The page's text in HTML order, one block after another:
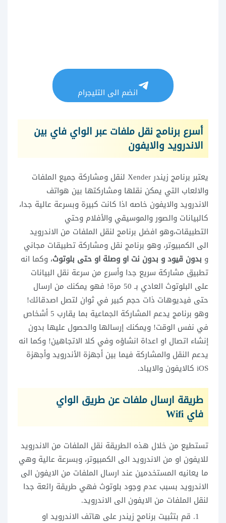
انضم الى التليجرام
أسرع برنامج نقل ملفات عبر الواي فاي بين
الاندرويد والايفون
يعتبر برنامج زيندر Xender لنقل ومشاركة جميع الملفات
والالعاب التي يمكن نقلها ومشاركتها بين هواتف
الاندرويد والايفون خاصه اذا كانت كبيرة وبسرعة عالية جدا،
كالبيانات والصور والموسيقي والأفلام وحتي
التطبيقات،وهو افضل برنامج لنقل الملفات من الاندرويد
الى الكمبيوتر، وهو برنامج نقل ومشاركة تطبيقات مجاني
و بدون قيود و بدون نت او وصلة او حتى بلوتوث، وكما انه
تطبيق مشاركة سريع جدا وأسرع من سرعة نقل البيانات
على البلوتوث العادي بـ 50 مرة! فهو يمكنك من ارسال
حتى فيديوهات ذات حجم كبير في ثوان لتصل اصدقائك!
وهو برنامج يدعم المشاركة الجماعية بما يقارب 5 أشخاص
في نفس الوقت! ويمكنك إرسالها والحصول عليها بدون
إنشاء اتصال او اعداة انشاؤه وفي كلا الاتجاهين! وكما انه
يدعم النقل والمشاركة فيما بين أجهزة الأندرويد وأجهزة
iOS كالايفون والايباد.
طريقة ارسال ملفات عن طريق الواي
فاي Wifi
تستطيع من خلال هذه الطريقة نقل الملفات من الاندرويد
للايفون او من الاندرويد الى الكمبيوتر، وبسرعة عالية وهي
ما يعانيه المستخدمين عند ارسال الملفات من الايفون الى
الاندرويد بسبب عدم وجود بلوتوث فهي طريقة رائعة جدا
لنقل الملفات من الايفون الى الاندرويد.
قم بتثبيت برنامج زيندر على هاتف الاندرويد او